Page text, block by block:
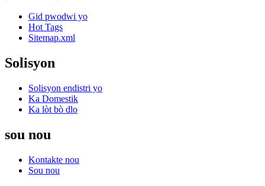
Gid pwodwi yo
Hot Tags
Sitemap.xml
Solisyon
Solisyon endistri yo
Ka Domestik
Ka lòt bò dlo
sou nou
Kontakte nou
Sou nou